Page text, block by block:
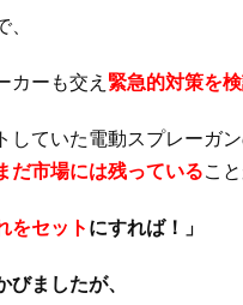
カーも交え 緊急的対策を
していた電動スプレーガ
だ市場には残っているこ
をセット にすれば！」
びましたが、